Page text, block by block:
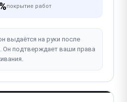
покрытие работ
выдаётся на руки после
Он подтверждает ваши права